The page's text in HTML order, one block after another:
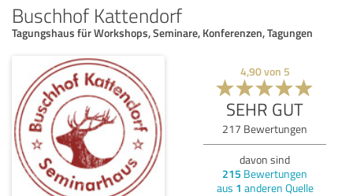
Buschhof Kattendorf
Tagungshaus für Workshops, Seminare, Konferenzen, Tagungen
4,90von 5
SEHR GUT
217 Bewertungen
davon sind
215 Bewertungen
aus 1 anderen Quelle